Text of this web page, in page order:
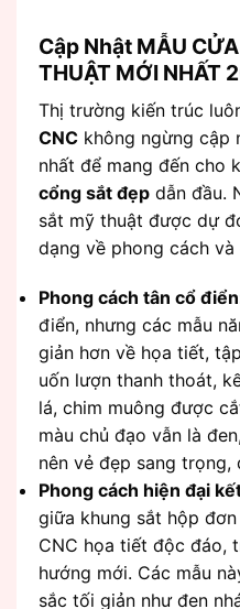
Cập Nhật MẪU
THUẬT MỚI NHẤT
Thị trường kiến trúc
CNC không ngừng cập
nhất để mang đến cho
cổng sắt đẹp dẫn đầu.
sắt mỹ thuật được dự
dạng về phong cách và
Phong cách tân cổ
điển, nhưng các mẫu
giản hơn về họa tiết,
uốn lượn thanh thoát,
lá, chim muông được
màu chủ đạo vẫn là
nên vẻ đẹp sang trọng,
Phong cách hiện đại
giữa khung sắt hộp
CNC họa tiết độc đáo,
hướng mới. Các mẫu
sắc tối giản như đen